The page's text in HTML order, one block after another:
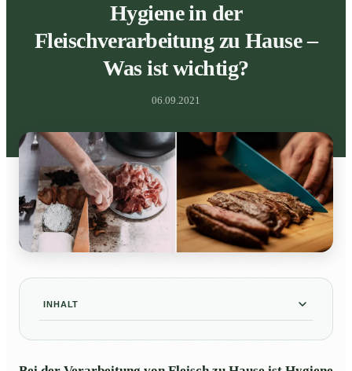
Hygiene in der
Fleischverarbeitung zu Hause –
Was ist wichtig?
06.09.2021
INHALT
Was gehört zur Hygiene in Sachen